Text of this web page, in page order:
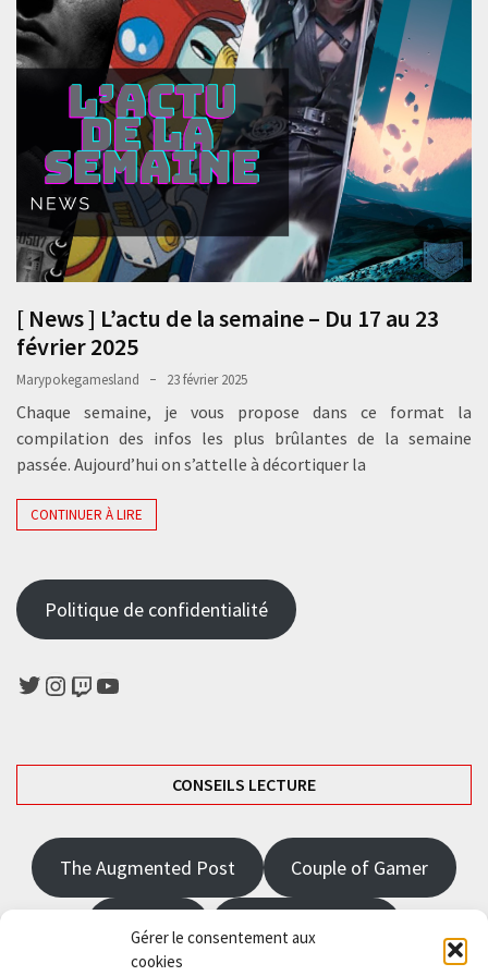
Gérer le consentement aux
cookies
[ News ] L’actu de la semaine – Du 17 au 23
février 2025
Marypokegamesland 23 février 2025
Chaque semaine, je vous propose dans ce format la
compilation des infos les plus brûlantes de la semaine
passée. Aujourd’hui on s’attelle à décortiquer la
CONTINUER À LIRE
Politique de confidentialité
Twitter
Instagram
TwitchYouTube
CONSEILS LECTURE
The Augmented Post Couple of Gamer
JRPGFR State of Gaming